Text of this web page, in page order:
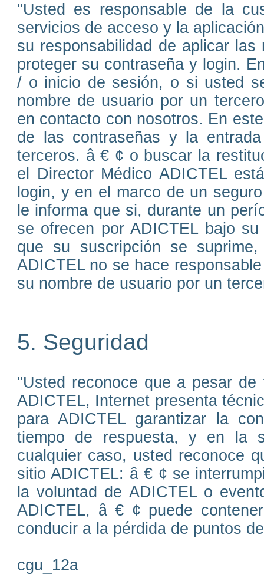
"Usted es responsable de la
servicios de acceso y la
su responsabilidad de aplicar
proteger su contraseña y login.
/ o inicio de sesión, o si usted
nombre de usuario por un
en contacto con nosotros. En
de las contraseñas y la
terceros. â € ¢ o buscar la
el Director Médico ADICTEL
login, y en el marco de un
le informa que si, durante un
se ofrecen por ADICTEL bajo
que su suscripción se
ADICTEL no se hace
su nombre de usuario por un
5. Seguridad
"Usted reconoce que a pesar
ADICTEL, Internet presenta
para ADICTEL garantizar la
tiempo de respuesta, y en la
cualquier caso, usted reconoce
sitio ADICTEL: â € ¢ se
la voluntad de ADICTEL o
ADICTEL, â € ¢ puede
conducir a la pérdida de puntos
cgu_12a